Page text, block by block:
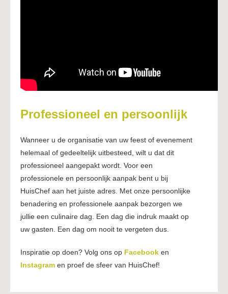
Professioneel en persoonlijk
Wanneer u de organisatie van uw feest of evenement
helemaal of gedeeltelijk uitbesteed, wilt u dat dit
professioneel aangepakt wordt. Voor een
professionele en persoonlijk aanpak bent u bij
HuisChef aan het juiste adres. Met onze persoonlijke
benadering en professionele aanpak bezorgen we
jullie een culinaire dag. Een dag die indruk maakt op
uw gasten. Een dag om nooit te vergeten dus.
Inspiratie op doen? Volg ons op Facebook en
Instagram en proef de sfeer van HuisChef!